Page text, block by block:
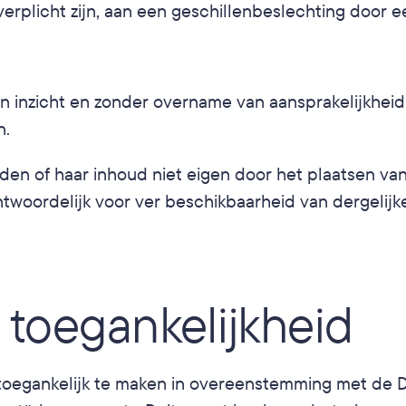
zijn, aan een geschillenbeslechting door
inzicht en zonder overname van
of haar inhoud niet eigen door het plaatsen
voor ver beschikbaarheid van
te maken in overeenstemming met de